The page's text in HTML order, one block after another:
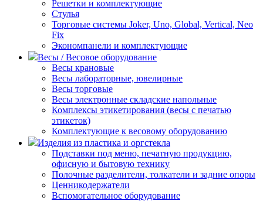
Решетки и комплектующие
Стулья
Торговые системы Joker, Uno, Global, Vertical, Neo
Fix
Экономпанели и комплектующие
Весы / Весовое оборудование
Весы крановые
Весы лабораторные, ювелирные
Весы торговые
Весы электронные складские напольные
Комплексы этикетирования (весы с печатью
этикеток)
Комплектующие к весовому оборудованию
Изделия из пластика и оргстекла
Подставки под меню, печатную продукцию,
офисную и бытовую технику
Полочные разделители, толкатели и задние опоры
Ценникодержатели
Вспомогательное оборудование